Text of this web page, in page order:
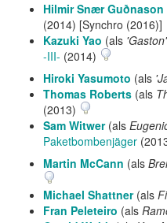
Hilmir Snær Guðnason
(2014) [Synchro (2016)]
Kazuki Yao (als 'Gaston'
-III- (2014)
Hiroki Yasumoto (als
Thomas Roberts (als
(2013)
Sam Witwer(als
Paketbombenjäger
Martin McCann (als
Michael Shattner(als
Fran Peleteiro (als